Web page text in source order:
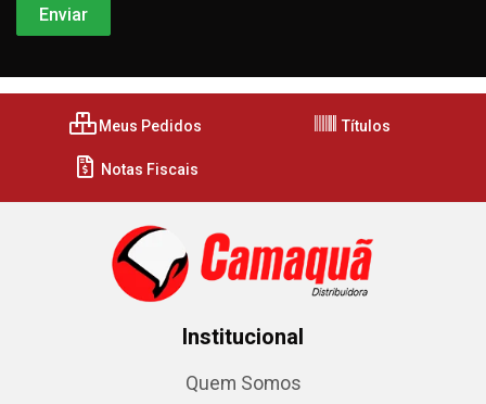
Meus Pedidos Títulos
Notas Fiscais
Institucional
Quem Somos